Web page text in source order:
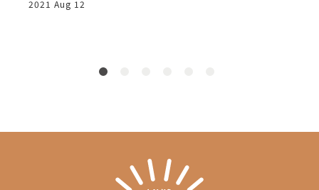
地方獨一無二的樣式，近年來頻頻獲得獎項以及大企業
2021 Aug 12